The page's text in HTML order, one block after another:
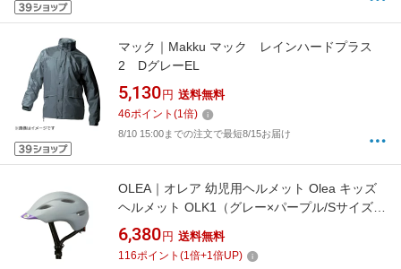
マック｜Makku マック レインハードプラス
2 DグレーEL
5,130 円 送料無料
46ポイント (1倍)
8/10 15:00までの注文で最短8/15お届け
OLEA｜オレア 幼児用ヘルメット Olea キッズ
ヘルメット OLK1（グレー×パープル/Sサイズ：
48〜54cm） OLK1_S
6,380 円 送料無料
116ポイント (1倍+1倍UP)